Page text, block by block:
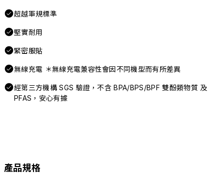
超越軍規標準
堅實耐用
緊密服貼
無線充電 ＊無線充電兼容性會因不同機型而有所差異
經第三方機構 SGS 驗證，不含 BPA/BPS/BPF 雙酚類物質 及
PFAS，安心有據
產品規格